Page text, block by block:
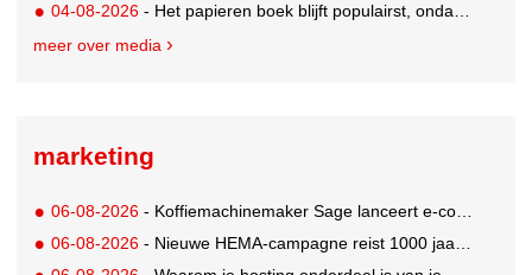
04-08-2026 - Het papieren boek blijft populairst, ondanks digitale alternatieven
meer over media
marketing
06-08-2026 - Koffiemachinemaker Sage lanceert e-commerceplatform voor koffieliefhebbers
06-08-2026 - Nieuwe HEMA-campagne reist 1000 jaar terug in de tijd naar 'Hemastein'